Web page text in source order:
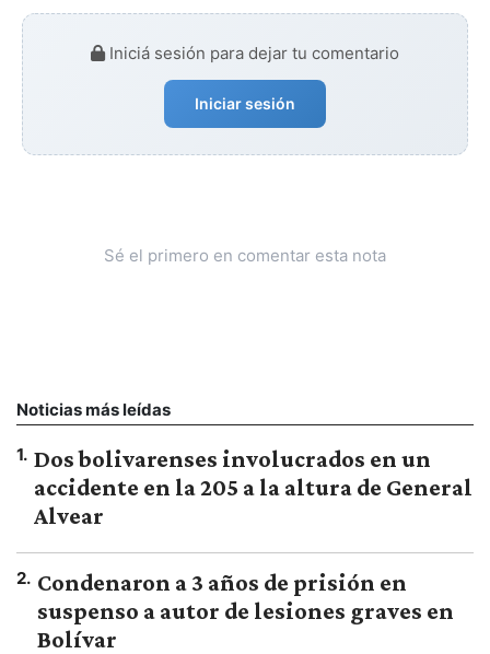
Iniciá sesión para dejar tu comentario
Iniciar sesión
Sé el primero en comentar esta nota
Noticias más leídas
1. Dos bolivarenses involucrados en un
accidente en la 205 a la altura de General
Alvear
2. Condenaron a 3 años de prisión en
suspenso a autor de lesiones graves en
Bolívar